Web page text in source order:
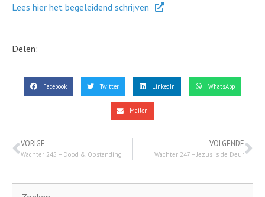
Lees hier het begeleidend schrijven
Delen:
Facebook Twitter LinkedIn WhatsApp
Mailen
VORIGE
Wachter 245 – Dood & Opstanding
VOLGENDE
Wachter 247 – Jezus is de Deur